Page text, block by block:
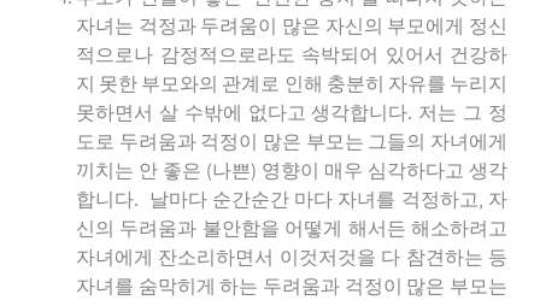
자녀는 걱정과 두려움이 많은 자신의 부모에게 정신
적으로나 감정적으로라도 속박되어 있어서 건강하
지 못한 부모와의 관계로 인해 충분히 자유를 누리지
못하면서 살 수밖에 없다고 생각합니다. 저는 그 정
도로 두려움과 걱정이 많은 부모는 그들의 자녀에게
끼치는 안 좋은 (나쁜) 영향이 매우 심각하다고 생각
합니다. 날마다 순간순간 마다 자녀를 걱정하고, 자
신의 두려움과 불안함을 어떻게 해서든 해소하려고
자녀에게 잔소리하면서 이것저것을 다 참견하는 등
자녀를 숨막히게 하는 두려움과 걱정이 많은 부모는